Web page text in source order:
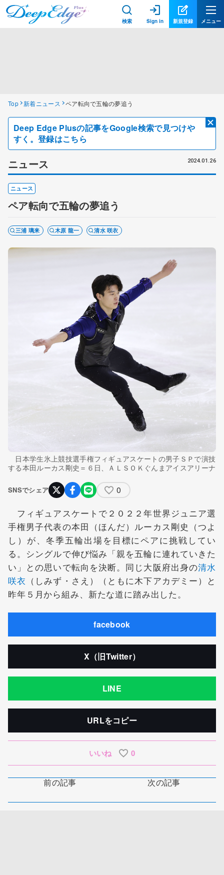
検索 Sign in 新規登録 メニュー
Top 新着ニュース ペア転向で五輪の夢追う
Deep Edge Plusの記事をGoogle検索で見つけや
すく。登録はこちら
ニュース 2024.01.26
ニュース
ペア転向で五輪の夢追う
三浦 璃来 木原 龍一 清水 咲衣
日本学生氷上競技選手権フィギュアスケートの男子ＳＰで演技
する本田ルーカス剛史＝６日、ＡＬＳＯＫぐんまアイスアリーナ
SNSでシェア 0
フィギュアスケートで２０２２年世界ジュニア選
手権男子代表の本田（ほんだ）ルーカス剛史（つよ
し）が、冬季五輪出場を目標にペアに挑戦してい
る。シングルで伸び悩み「親を五輪に連れていきた
い」との思いで転向を決断。同じ大阪府出身の清水
咲衣 （しみず・さえ）（ともに木下アカデミー）と
昨年５月から組み、新たな道に踏み出した。
facebook
X（旧Twitter）
LINE
URLをコピー
いいね 0
前の記事 次の記事